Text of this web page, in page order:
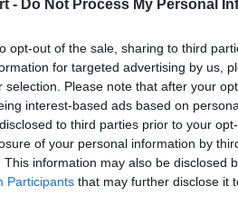
- Do Not Process My Personal
opt-out of the sale, sharing to third
for targeted advertising by us,
selection. Please note that after your
interest-based ads based on
to third parties prior to your
of your personal information by
This information may also be disclosed
Participants that may further disclose it
grupowy wyjazd
Europa zjechała się do
w świat? Następna taka